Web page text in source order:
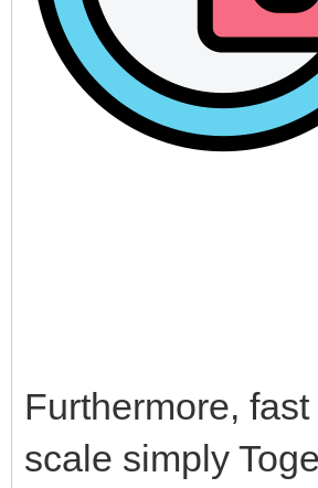
Furthermore,
scale simply